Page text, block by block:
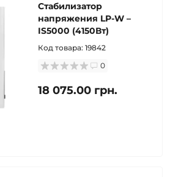
Стабилизатор
напряжения LP-W –
IS5000 (4150Вт)
Код товара: 19842
0
18 075.00 грн.